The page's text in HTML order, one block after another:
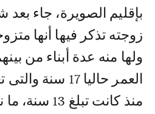
بإقليم الصويرة، جاء بعد
زوجته تذكر فيها أنها
ولها منه عدة أبناء من
العمر حاليا 17
منذ کانت